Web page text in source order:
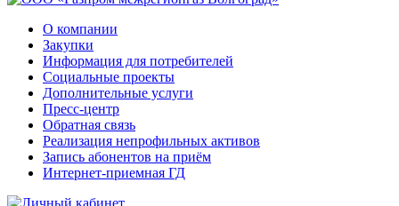
О компании
Закупки
Информация для потребителей
Социальные проекты
Дополнительные услуги
Пресс-центр
Обратная связь
Реализация непрофильных активов
Запись абонентов на приём
Интернет-приемная ГД